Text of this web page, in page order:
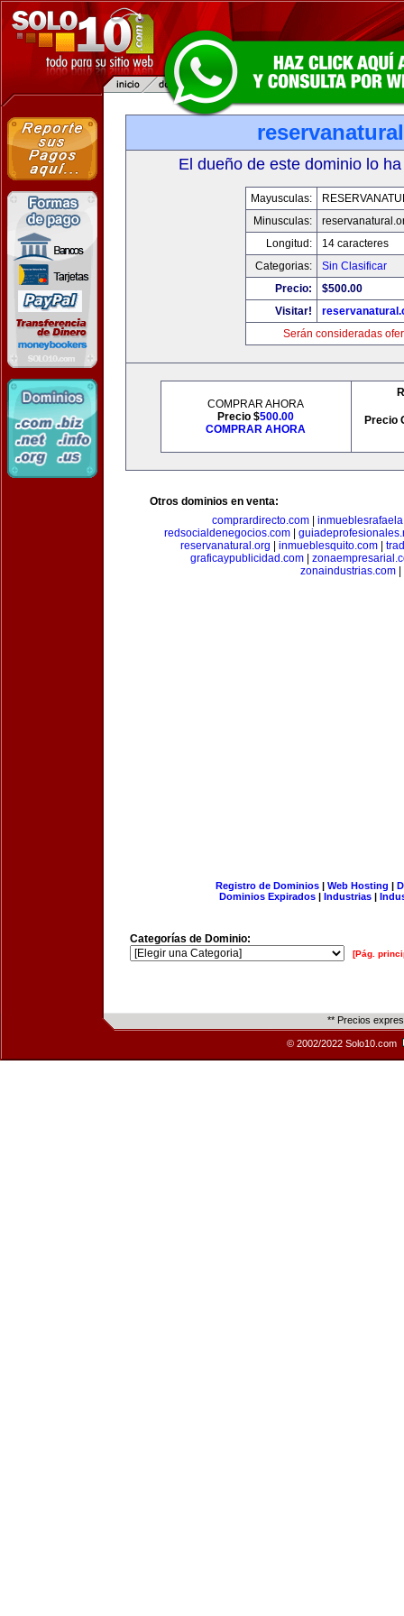
El dueño de este dominio lo
Mayusculas:
Minusculas:
Longitud:
14 caracteres
Categorias:
Sin Clasificar
Precio:
$500.00
Visitar!
Serán consideradas
COMPRAR AHORA
Precio $500.00
COMPRAR AHORA
Precio
Otros dominios en venta:
comprardirecto.com
redsocialdenegocios.com|
reservanatural.org
inmueblesquito.com
graficaypublicidad.com
zonaindustrias.com
Registro de Dominios| Web Hosting |
Dominios Expirados | Industrias |
Categorías de Dominio:
[Pág.
** Precios
© 2002/2022 Solo10.com